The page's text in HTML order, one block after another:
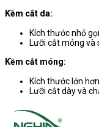
Kềm cắt da:
Kích thước nhỏ
Lưỡi cắt mỏng và
Kềm cắt móng:
Kích thước lớn
Lưỡi cắt dày và